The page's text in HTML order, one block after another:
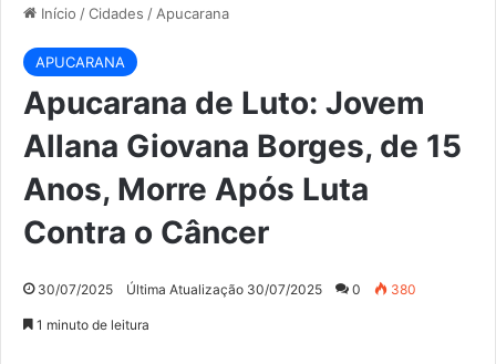
Início /Cidades / Apucarana
APUCARANA
Apucarana de Luto: Jovem
Allana Giovana Borges, de 15
Anos, Morre Após Luta
Contra o Câncer
30/07/2025 Última Atualização 30/07/2025 0 380
1 minuto de leitura